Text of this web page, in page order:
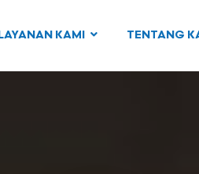
KAMI TENTANG